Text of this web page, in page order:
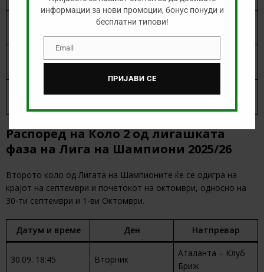
Четврток
18.09. 21:00 Четврток
18.09. 21:00 Четврток
Распоред на Коло 2 од лигашката
фаза на Лига на Шампиони 2025/26
Второто коло од Лигата на Шампионите ќе се одигра на
крајот на септември и почетокот на октомври, односно на
30-ти септември и 1-ви Октомври.
Датум и време Ден Натпревар
30.09. 18:45 Вторник
Аталанта – Клуб
Бриж
информации за нови промоции, бонус понуди и
бесплатни типови!
EmailEmail
ПРИЈАВИ СЕ